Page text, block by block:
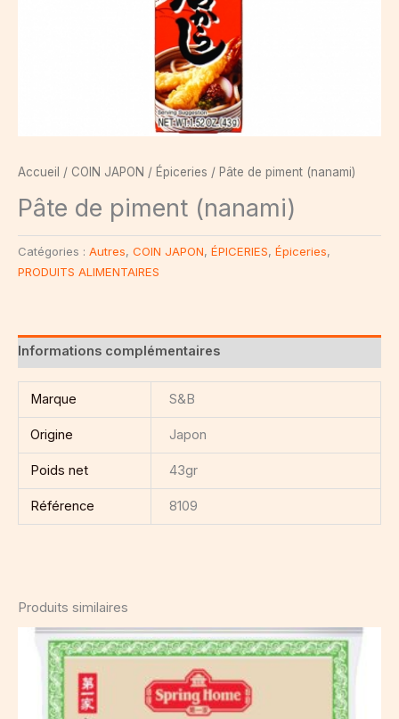
Accueil / COIN JAPON / Épiceries / Pâte de piment (nanami)
Pâte de piment (nanami)
Catégories : Autres, COIN JAPON, ÉPICERIES, Épiceries,
PRODUITS ALIMENTAIRES
Informations complémentaires
Marque S&B
Origine Japon
Poids net 43gr
Référence 8109
Produits similaires